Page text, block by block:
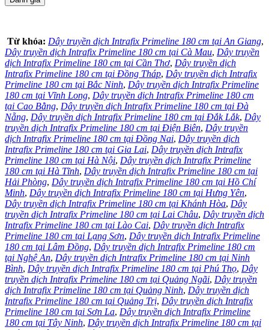
Từ khóa: Dây truyền dịch Intrafix Primeline 180 cm tại An Giang,
Dây truyền dịch Intrafix Primeline 180 cm tại Cà Mau, Dây truyền
dịch Intrafix Primeline 180 cm tại Cần Thơ, Dây truyền dịch
Intrafix Primeline 180 cm tại Đồng Tháp, Dây truyền dịch Intrafix
Primeline 180 cm tại Bắc Ninh, Dây truyền dịch Intrafix Primeline
180 cm tại Vĩnh Long, Dây truyền dịch Intrafix Primeline 180 cm
tại Cao Bằng, Dây truyền dịch Intrafix Primeline 180 cm tại Đà
Nẵng, Dây truyền dịch Intrafix Primeline 180 cm tại Đắk Lắk, Dây
truyền dịch Intrafix Primeline 180 cm tại Điện Biên, Dây truyền
dịch Intrafix Primeline 180 cm tại Đồng Nai, Dây truyền dịch
Intrafix Primeline 180 cm tại Gia Lai, Dây truyền dịch Intrafix
Primeline 180 cm tại Hà Nội, Dây truyền dịch Intrafix Primeline
180 cm tại Hà Tĩnh, Dây truyền dịch Intrafix Primeline 180 cm tại
Hải Phòng, Dây truyền dịch Intrafix Primeline 180 cm tại Hồ Chí
Minh, Dây truyền dịch Intrafix Primeline 180 cm tại Hưng Yên,
Dây truyền dịch Intrafix Primeline 180 cm tại Khánh Hòa, Dây
truyền dịch Intrafix Primeline 180 cm tại Lai Châu, Dây truyền dịch
Intrafix Primeline 180 cm tại Lào Cai, Dây truyền dịch Intrafix
Primeline 180 cm tại Lạng Sơn, Dây truyền dịch Intrafix Primeline
180 cm tại Lâm Đồng, Dây truyền dịch Intrafix Primeline 180 cm
tại Nghệ An, Dây truyền dịch Intrafix Primeline 180 cm tại Ninh
Bình, Dây truyền dịch Intrafix Primeline 180 cm tại Phú Thọ, Dây
truyền dịch Intrafix Primeline 180 cm tại Quảng Ngãi, Dây truyền
dịch Intrafix Primeline 180 cm tại Quảng Ninh, Dây truyền dịch
Intrafix Primeline 180 cm tại Quảng Trị, Dây truyền dịch Intrafix
Primeline 180 cm tại Sơn La, Dây truyền dịch Intrafix Primeline
180 cm tại Tây Ninh, Dây truyền dịch Intrafix Primeline 180 cm tại